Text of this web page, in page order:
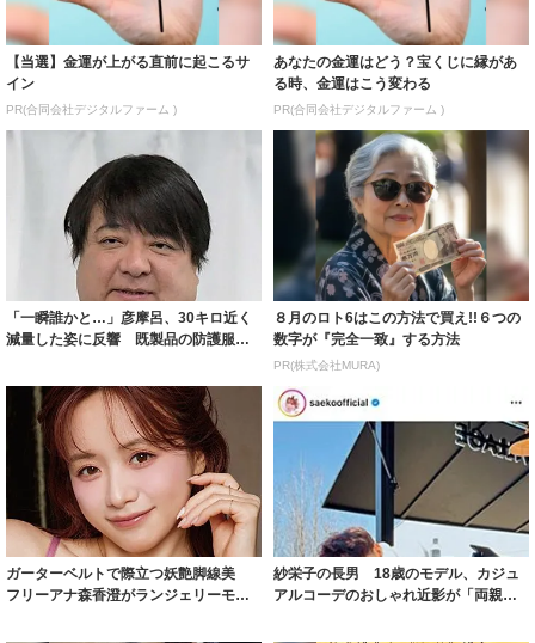
【当選】金運が上がる直前に起こるサ
イン
PR(合同会社デジタルファーム )
あなたの金運はどう？宝くじに縁があ
る時、金運はこう変わる
PR(合同会社デジタルファーム )
「一瞬誰かと…」彦摩呂、30キロ近く
減量した姿に反響 既製品の防護服が
８月のロト6はこの方法で買え!!６つの
数字が『完全一致』する方法
PR(株式会社MURA)
ガーターベルトで際立つ妖艶脚線美
フリーアナ森香澄がランジェリーモデ
紗栄子の長男 18歳のモデル、カジュ
アルコーデのおしゃれ近影が「両親の